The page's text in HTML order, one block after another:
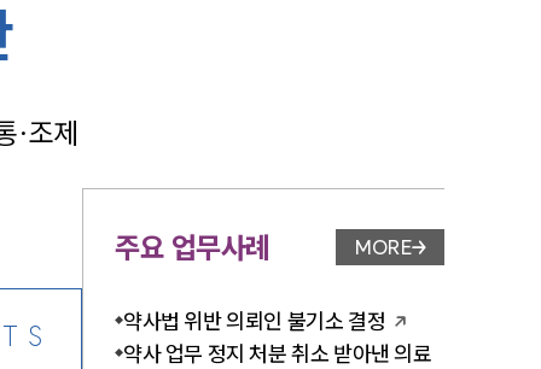
·조제
주요 업무사례 업무사례 페이지 이
MORE
약사법 위반 의뢰인 불기소 결정
약사 업무 정지 처분 취소 받아낸 의료